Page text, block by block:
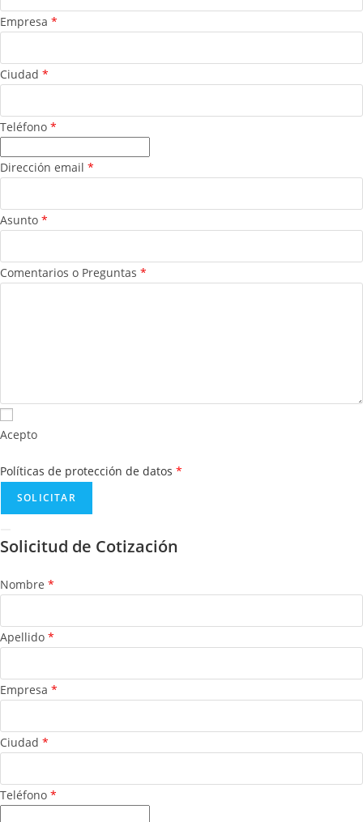
Empresa *
Ciudad *
Teléfono *
Dirección email *
Asunto *
Comentarios o Preguntas *
Acepto
Políticas de protección de datos *
Solicitud de Cotización
Nombre *
Apellido *
Empresa *
Ciudad *
Teléfono *